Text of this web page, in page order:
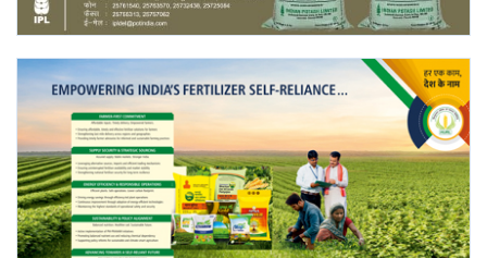
National
Latest News
Agriculture Conclave and NACOF
Awards 2022
Agri Start-Ups